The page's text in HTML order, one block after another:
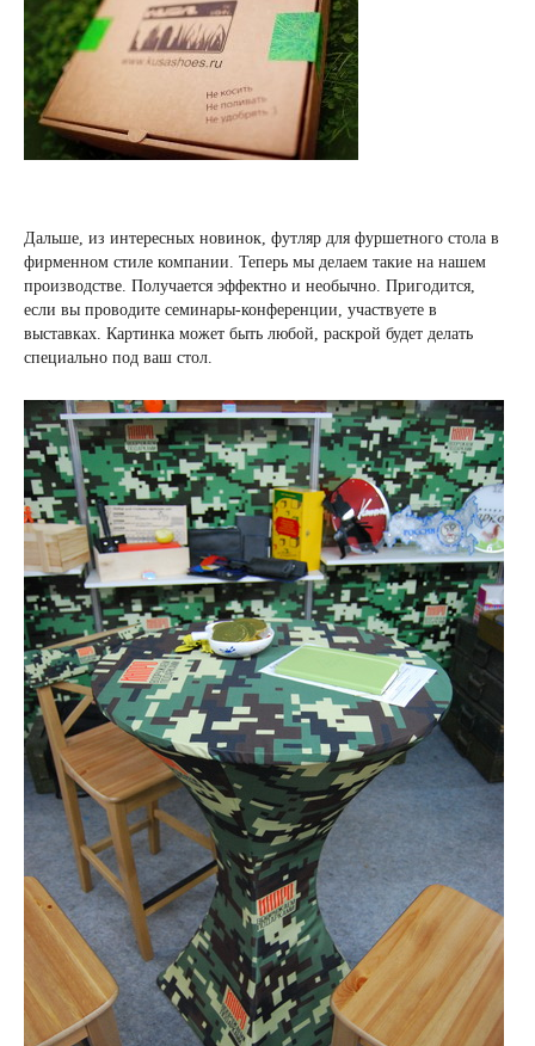
Дальше, из интересных новинок, футляр для фуршетного стола в
фирменном стиле компании. Теперь мы делаем такие на нашем
производстве. Получается эффектно и необычно. Пригодится,
если вы проводите семинары-конференции, участвуете в
выставках. Картинка может быть любой, раскрой будет делать
специально под ваш стол.